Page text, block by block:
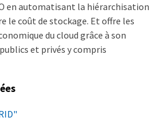
en automatisant la hiérarchisation
le coût de stockage. Et offre les
du cloud grâce à son
et privés y compris